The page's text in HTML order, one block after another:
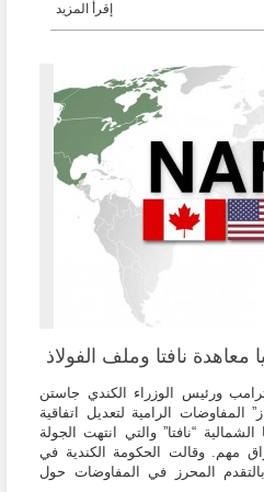
إقرأ المزيد
معاهدة نافتا وملف الفولاذ
ورئيس الوزراء الكندي جاستن
المفاوضات الرامية لتعديل اتفاقية
“نافتا” والتي انتهت الجولة
مهم. وقالت الحكومة الكندية في
المحرز في المفاوضات حول